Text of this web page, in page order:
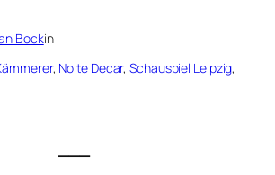
Bockin
, Nolte Decar, Schauspiel Leipzig